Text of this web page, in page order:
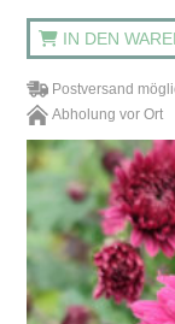
IN DEN
Postversand
Abholung vor Ort